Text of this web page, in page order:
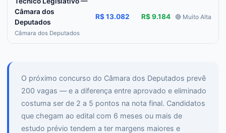
Câmara dos
Deputados
Câmara dos Deputados
R$ 13.082 R$ 9.184 🔴 Muito Alta
O próximo concurso do Câmara dos Deputados prevê
200 vagas — e a diferença entre aprovado e eliminado
costuma ser de 2 a 5 pontos na nota final. Candidatos
que chegam ao edital com 6 meses ou mais de
estudo prévio tendem a ter margens maiores e